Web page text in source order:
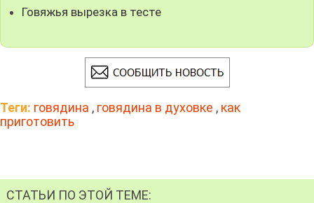
Говяжья вырезка в тесте
Теги: говядина , говядина в духовке , как
приготовить
СТАТЬИ ПО ЭТОЙ ТЕМЕ: